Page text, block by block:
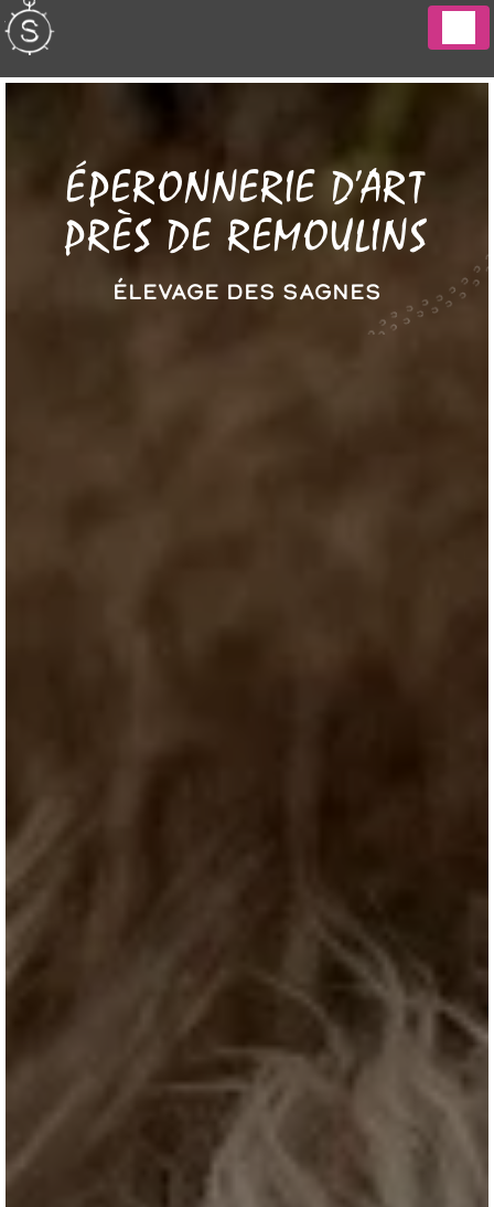
ÉPERONNERIE D'ART
PRÈS DE REMOULINS
ÉLEVAGE DES SAGNES
Panneau de gestion des cookies